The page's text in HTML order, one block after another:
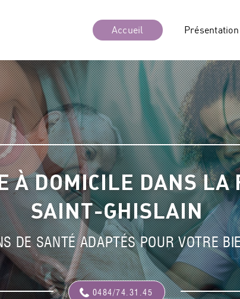
Accueil Présentation
À DOMICILE DANS LA
SAINT-GHISLAIN
DE SANTÉ ADAPTÉS POUR VOTRE
0484/74.31.45